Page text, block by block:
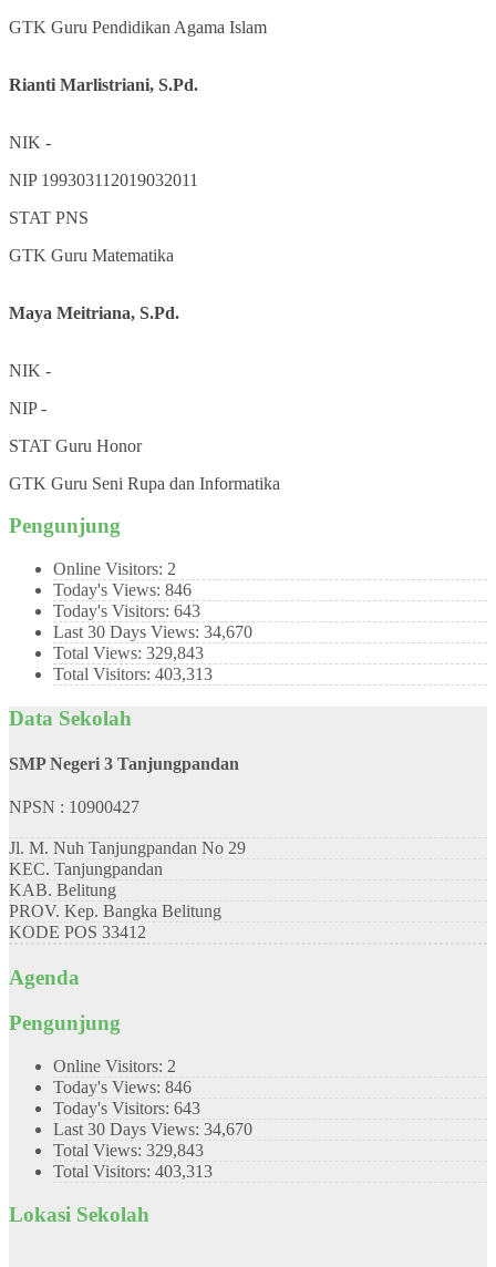
GTK Guru Pendidikan Agama Islam
Rianti Marlistriani, S.Pd.
NIK -
NIP 199303112019032011
STAT PNS
GTK Guru Matematika
Maya Meitriana, S.Pd.
NIK -
NIP-
STAT Guru Honor
GTK Guru Seni Rupa dan Informatika
Pengunjung
Online Visitors: 2
Today's Views: 846
Today's Visitors: 643
Last 30 Days Views: 34,670
Total Views: 329,843
Total Visitors: 403,313
Data Sekolah
SMP Negeri 3 Tanjungpandan
NPSN : 10900427
Jl. M. Nuh Tanjungpandan No 29
KEC. Tanjungpandan
KAB. Belitung
PROV. Kep. Bangka Belitung
KODE POS 33412
Agenda
Pengunjung
Online Visitors: 2
Today's Views: 846
Today's Visitors: 643
Last 30 Days Views: 34,670
Total Views: 329,843
Total Visitors: 403,313
Lokasi Sekolah